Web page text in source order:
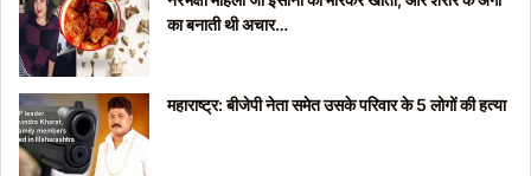
का बनाती थी अचार…
महाराष्ट्र: बीजेपी नेता समेत उसके परिवार के 5 लोगों की हत्या